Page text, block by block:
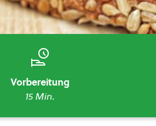
Vorbereitung
15 Min.